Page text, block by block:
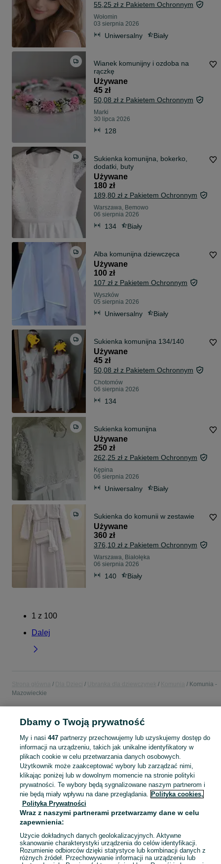
55,25 zł z Pakietem Ochronnym
Wołomin
03 sierpnia 2026
Uniwersalny Biały
Wianek komunijny i ozdoba na
rączkę
Używane
45 zł
50,08 zł z Pakietem Ochronnym
Marki
30 lipca 2026
128
Sukienka komunijna, bokerko,
dodatki, buty
Używane
180 zł
189,80 zł z Pakietem Ochronnym
Warszawa, Bemowo
06 sierpnia 2026
134 Biały
Alba komunijna dziewczęca
Używane
100 zł
107 zł z Pakietem Ochronnym
Wyszków
05 sierpnia 2026
Uniwersalny Biały
Sukienka komunijna 134/140
Używane
45 zł
50,08 zł z Pakietem Ochronnym
Chotomów
06 sierpnia 2026
134
Sukienka komunijna
Używane
250 zł
262,25 zł z Pakietem Ochronnym
Kępina
06 sierpnia 2026
Uniwersalny Biały
Sukienka do komunii w zestawie
Używane
360 zł
376,10 zł z Pakietem Ochronnym
Warszawa, Białołęka
06 sierpnia 2026
140 Biały
1 z 100
Dalej
Komunia -
Mazowieckie
POLSKA » MAZOWIECKIE
KATEGORIA
garnitur dla dziewczynki,spodnie dzwony dla dziewczynki,strój Zobacz
Mapa kategorii
Mapa miejscowości
Mapa ministron
Popularne wyszukiwania
Dbamy o Twoją prywatność
My i nasi 447partnerzy przechowujemy lub uzyskujemy dostęp do
informacji na urządzeniu, takich jak unikalne identyfikatory w
plikach cookie w celu przetwarzania danych osobowych.
Użytkownik może zaakceptować wybory lub zarządzać nimi,
klikając poniżej lub w dowolnym momencie na stronie polityki
prywatności. Te wybory będą sygnalizowane naszym partnerom i
nie będą miały wpływu na dane przeglądania. Polityka cookies,
Polityka Prywatności
Wraz z naszymi partnerami przetwarzamy dane w celu
zapewnienia:
Użycie dokładnych danych geolokalizacyjnych. Aktywne
skanowanie charakterystyki urządzenia do celów identyfikacji.
Rozumienie odbiorców dzięki statystyce lub kombinacji danych z
różnych źródeł. Przechowywanie informacji na urządzeniu lub